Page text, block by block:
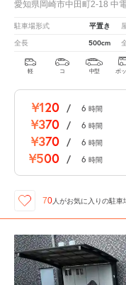
愛知県岡崎市中田町2-18 中
駐車場形式 平置き
全長 500cm
軽 コ 中型 ボ
¥120 / 6 時間
¥370 / 6 時間
¥370 / 6 時間
¥500 / 6 時間
70 人がお気に入りの駐車